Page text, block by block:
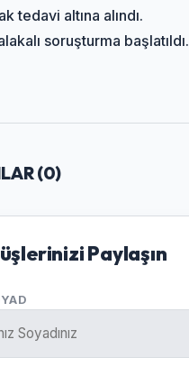
tedavi altına alındı.
soruşturma başlatıldı.
(0)
Paylaşın